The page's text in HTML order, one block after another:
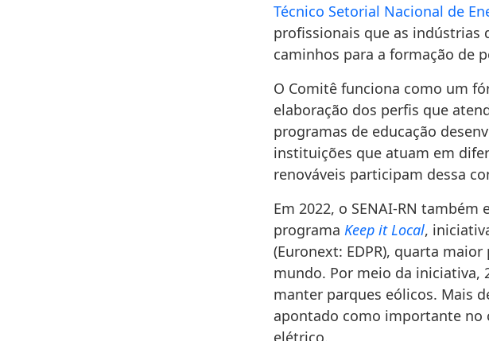
Técnico Setorial Nacional de
profissionais que as indústrias
caminhos para a formação de
O Comitê funciona como um
elaboração dos perfis que
programas de educação
instituições que atuam em
renováveis participam dessa
Em 2022, o SENAI-RN
programa Keep it Local,
(Euronext: EDPR), quarta
mundo. Por meio da iniciativa,
manter parques eólicos. Mais
apontado como importante no
elétrico.